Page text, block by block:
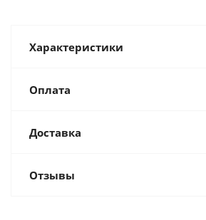
Характеристики
Оплата
Доставка
Отзывы